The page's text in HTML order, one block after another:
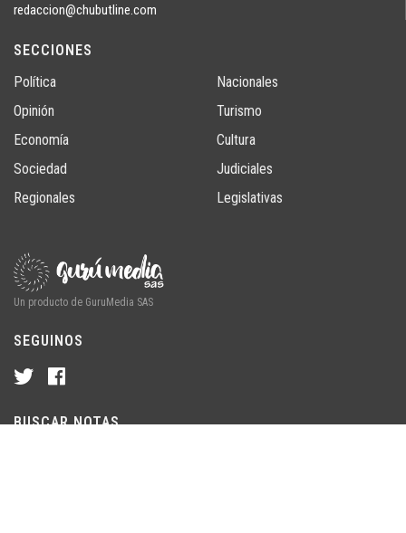
redaccion@chubutline.com
SECCIONES
Política
Opinión
Economía
Sociedad
Regionales
Nacionales
Turismo
Cultura
Judiciales
Legislativas
Un producto de GuruMedia SAS
SEGUINOS
BUSCAR NOTAS